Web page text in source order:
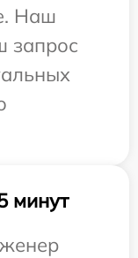
Наш
запрос
минут